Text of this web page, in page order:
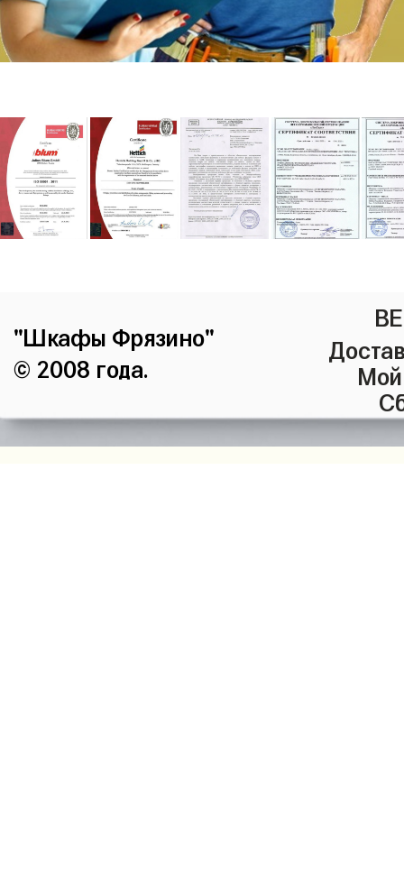
"Шкафы Фрязино"
© 2008 года.